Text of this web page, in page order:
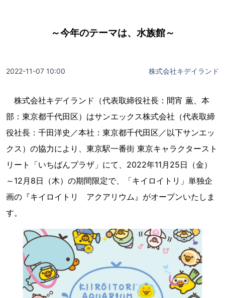
～今年のテーマは、水族館～
2022-11-07 10:00 株式会社キデイランド
株式会社キデイランド（代表取締役社長：間宵 薫、本
部：東京都千代田区）はサンエックス株式会社（代表取締
役社長：千田洋史／本社：東京都千代田区／以下サンエッ
クス）の協力により、東京駅一番街 東京キャラクタースト
リート「いちばんプラザ」にて、2022年11月25日（金）
～12月8日（木）の期間限定で、「キイロイトリ」単独企
画の『キイロイトリ アクアリウム』がオープンいたしま
す。